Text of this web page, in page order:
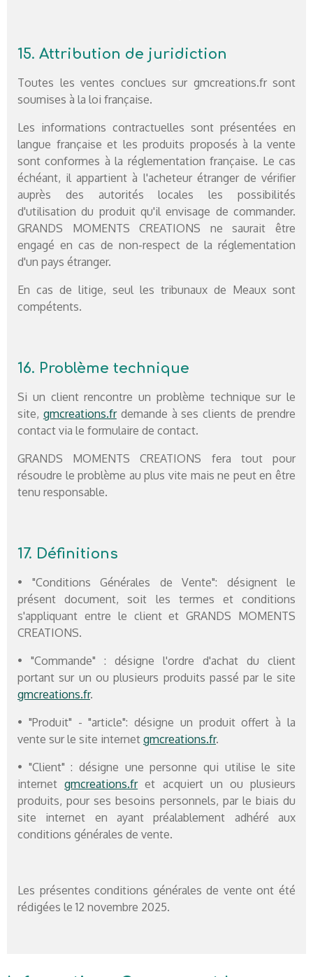
15. Attribution de juridiction
Toutes les ventes conclues sur gmcreations.fr sont
soumises à la loi française.
Les informations contractuelles sont présentées en
langue française et les produits proposés à la vente
sont conformes à la réglementation française. Le cas
échéant, il appartient à l'acheteur étranger de vérifier
auprès des autorités locales les possibilités
d'utilisation du produit qu'il envisage de commander.
GRANDS MOMENTS CREATIONS ne saurait être
engagé en cas de non-respect de la réglementation
d'un pays étranger.
En cas de litige, seul les tribunaux de Meaux sont
compétents.
16. Problème technique
Si un client rencontre un problème technique sur le
site, gmcreations.frdemande à ses clients de prendre
contact via le formulaire de contact.
GRANDS MOMENTS CREATIONS fera tout pour
résoudre le problème au plus vite mais ne peut en être
tenu responsable.
17. Définitions
• "Conditions Générales de Vente": désignent le
présent document, soit les termes et conditions
s'appliquant entre le client et GRANDS MOMENTS
CREATIONS.
• "Commande" : désigne l'ordre d'achat du client
portant sur un ou plusieurs produits passé par le site
gmcreations.fr.
• "Produit" - "article": désigne un produit offert à la
vente sur le site internet gmcreations.fr.
• "Client" : désigne une personne qui utilise le site
internetgmcreations.fret acquiert un ou plusieurs
produits, pour ses besoins personnels, par le biais du
site internet en ayant préalablement adhéré aux
conditions générales de vente.
Les présentes conditions générales de vente ont été
rédigées le 12 novembre 2025.